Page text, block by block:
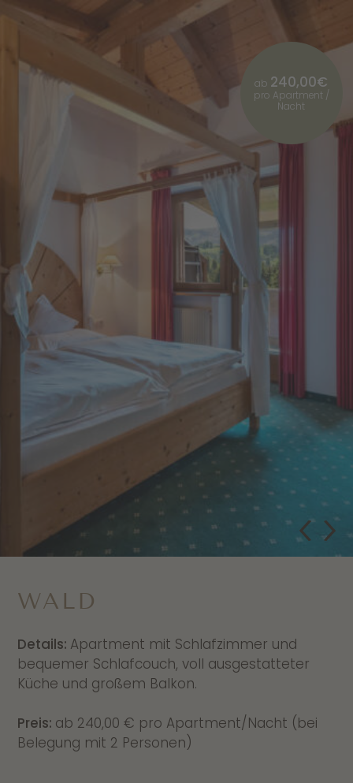
ab 240,00€
pro Apartment /
Nacht
WALD
Details: Apartment mit Schlafzimmer und
bequemer Schlafcouch, voll ausgestatteter
Küche und großem Balkon.
Preis: ab 240,00 € pro Apartment/Nacht (bei
Belegung mit 2 Personen)